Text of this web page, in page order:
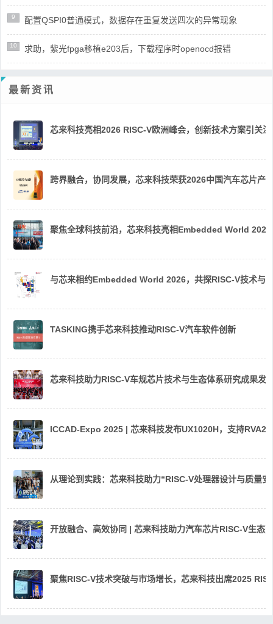
9 配置QSPI0普通模式，数据存在重复发送四次的异常现象
10 求助，紫光fpga移植e203后，下载程序时openocd报错
最新资讯
芯来科技亮相2026 RISC-V欧洲峰会，创新技术方案引关注
跨界融合，协同发展，芯来科技荣获2026中国汽车芯片产
聚焦全球科技前沿，芯来科技亮相Embedded World 2026
与芯来相约Embedded World 2026，共探RISC-V技术与
TASKING携手芯来科技推动RISC-V汽车软件创新
芯来科技助力RISC-V车规芯片技术与生态体系研究成果发
ICCAD-Expo 2025 | 芯来科技发布UX1020H，支持
从理论到实践：芯来科技助力“RISC-V处理器设计与质量
开放融合、高效协同 | 芯来科技助力汽车芯片RISC-V生态
聚焦RISC-V技术突破与市场增长，芯来科技出席2025